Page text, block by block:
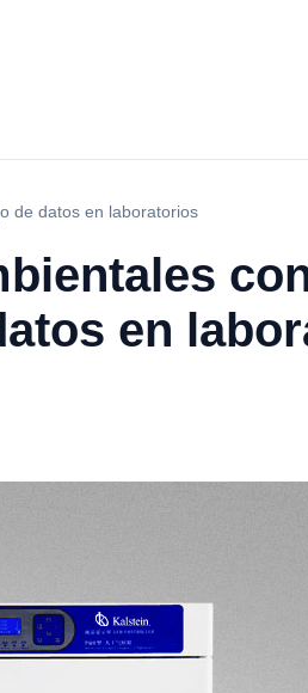
de datos en laboratorios
en